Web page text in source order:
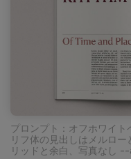
プロンプト：オフホワイ
リフ体の見出しはメルロ
リッドと余白、写真なし